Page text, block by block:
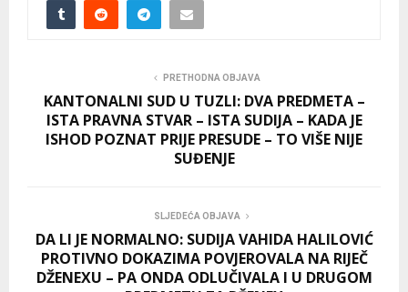
PRETHODNA OBJAVA
KANTONALNI SUD U TUZLI: DVA PREDMETA –
ISTA PRAVNA STVAR – ISTA SUDIJA – KADA JE
ISHOD POZNAT PRIJE PRESUDE – TO VIŠE NIJE
SUĐENJE
SLJEDEĆA OBJAVA
DA LI JE NORMALNO: SUDIJA VAHIDA HALILOVIĆ
PROTIVNO DOKAZIMA POVJEROVALA NA RIJEČ
DŽENEXU – PA ONDA ODLUČIVALA I U DRUGOM